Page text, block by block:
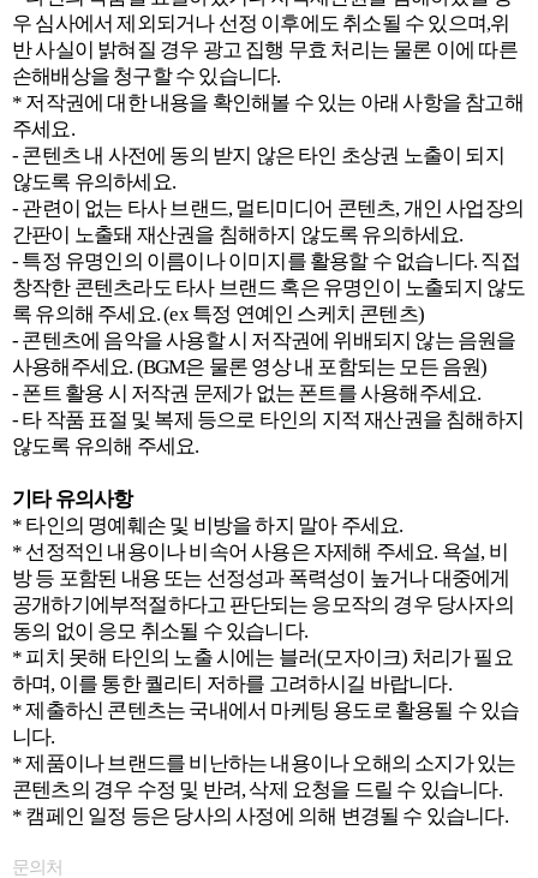
우 심사에서 제외되거나 선정 이후에도 취소될 수 있으며,위
반 사실이 밝혀질 경우 광고 집행 무효 처리는 물론 이에 따른
손해배상을 청구할 수 있습니다.
* 저작권에 대한 내용을 확인해볼 수 있는 아래 사항을 참고해
주세요.
- 콘텐츠 내 사전에 동의 받지 않은 타인 초상권 노출이 되지
않도록 유의하세요.
- 관련이 없는 타사 브랜드, 멀티미디어 콘텐츠, 개인 사업장의
간판이 노출돼 재산권을 침해하지 않도록 유의하세요.
- 특정 유명인의 이름이나 이미지를 활용할 수 없습니다. 직접
창작한 콘텐츠라도 타사 브랜드 혹은 유명인이 노출되지 않도
록 유의해 주세요. (ex 특정 연예인 스케치 콘텐츠)
- 콘텐츠에 음악을 사용할 시 저작권에 위배되지 않는 음원을
사용해주세요. (BGM은 물론 영상 내 포함되는 모든 음원)
- 폰트 활용 시 저작권 문제가 없는 폰트를 사용해주세요.
- 타 작품 표절 및 복제 등으로 타인의 지적 재산권을 침해하지
않도록 유의해 주세요.
기타 유의사항
* 타인의 명예훼손 및 비방을 하지 말아 주세요.
* 선정적인 내용이나 비속어 사용은 자제해 주세요. 욕설, 비
방 등 포함된 내용 또는 선정성과 폭력성이 높거나 대중에게
공개하기에부적절하다고 판단되는 응모작의 경우 당사자의
동의 없이 응모 취소될 수 있습니다.
* 피치 못해 타인의 노출 시에는 블러(모자이크) 처리가 필요
하며, 이를 통한 퀄리티 저하를 고려하시길 바랍니다.
* 제출하신 콘텐츠는 국내에서 마케팅 용도로 활용될 수 있습
니다.
* 제품이나 브랜드를 비난하는 내용이나 오해의 소지가 있는
콘텐츠의 경우 수정 및 반려, 삭제 요청을 드릴 수 있습니다.
* 캠페인 일정 등은 당사의 사정에 의해 변경될 수 있습니다.
문의처